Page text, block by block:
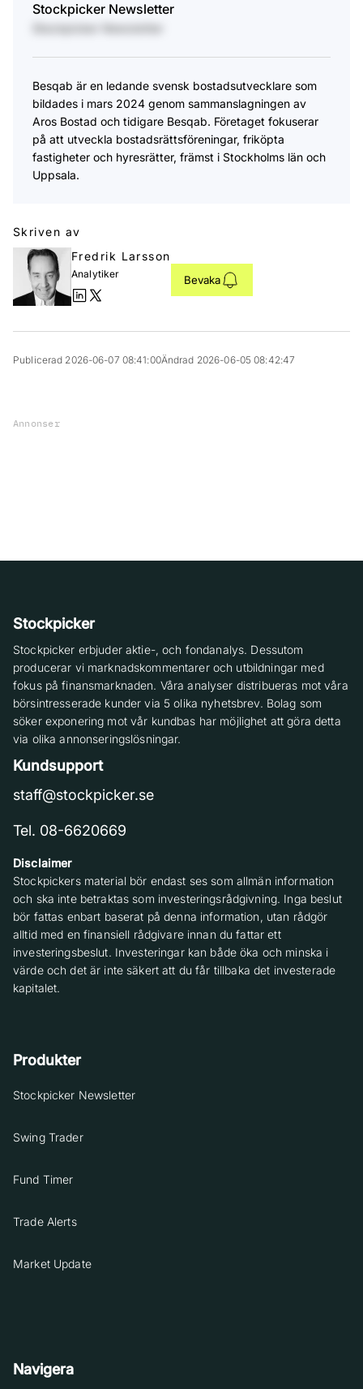
Stockpicker Newsletter
Besqab är en ledande svensk bostadsutvecklare som
bildades i mars 2024 genom sammanslagningen av
Aros Bostad och tidigare Besqab. Företaget fokuserar
på att utveckla bostadsrättsföreningar, friköpta
fastigheter och hyresrätter, främst i Stockholms län och
Uppsala.
Skriven av
Fredrik Larsson
Analytiker Bevaka
Publicerad 2026-06-07 08:41:00Ändrad 2026-06-05 08:42:47
Annonser
Stockpicker
Stockpicker erbjuder aktie-, och fondanalys. Dessutom
producerar vi marknadskommentarer och utbildningar med
fokus på finansmarknaden. Våra analyser distribueras mot våra
börsintresserade kunder via 5 olika nyhetsbrev. Bolag som
söker exponering mot vår kundbas har möjlighet att göra detta
via olika annonseringslösningar.
Kundsupport
staff@stockpicker.se
Tel. 08-6620669
Disclaimer
Stockpickers material bör endast ses som allmän information
och ska inte betraktas som investeringsrådgivning. Inga beslut
bör fattas enbart baserat på denna information, utan rådgör
alltid med en finansiell rådgivare innan du fattar ett
investeringsbeslut. Investeringar kan både öka och minska i
värde och det är inte säkert att du får tillbaka det investerade
kapitalet.
Produkter
Stockpicker Newsletter
Swing Trader
Fund Timer
Trade Alerts
Market Update
Navigera